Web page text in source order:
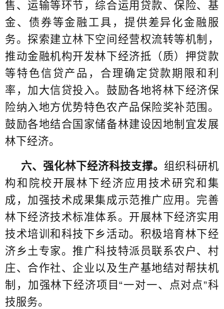
售、运输等环节，综合运用贷款、保险、基
金、债券等金融工具，提供差异化金融服
务。探索建立林下空间经营权流转等机制，
推动金融机构开发林下经济抵（质）押贷款
等特色信贷产品，合理确定贷款期限和利
率，加大信贷投入。鼓励各地将林下经济保
险纳入地方优势特色农产品保险奖补范围。
鼓励各地结合国家储备林建设因地制宜发展
林下经济。
六、强化林下经济科技支撑。 组织科研机
构和院校开展林下经济应用技术研究和集
成，加强技术成果集成示范推广应用。完善
林下经济技术标准体系。开展林下经济实用
技术培训和科技下乡活动。积极培育林下经
济乡土专家。推广科技特派员联系农户、村
庄、合作社、企业以及生产基地结对帮扶机
制，加强林下经济项目“一对一、点对点”科
技服务。